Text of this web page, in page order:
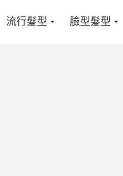
流行髮型 臉型髮型